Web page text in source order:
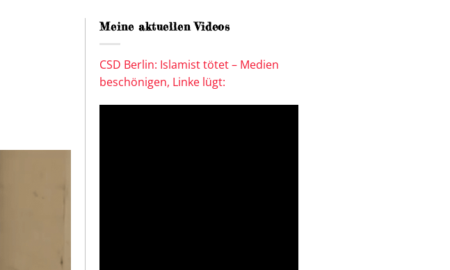
Meine aktuellen Videos
CSD Berlin: Islamist tötet – Medien
beschönigen, Linke lügt: